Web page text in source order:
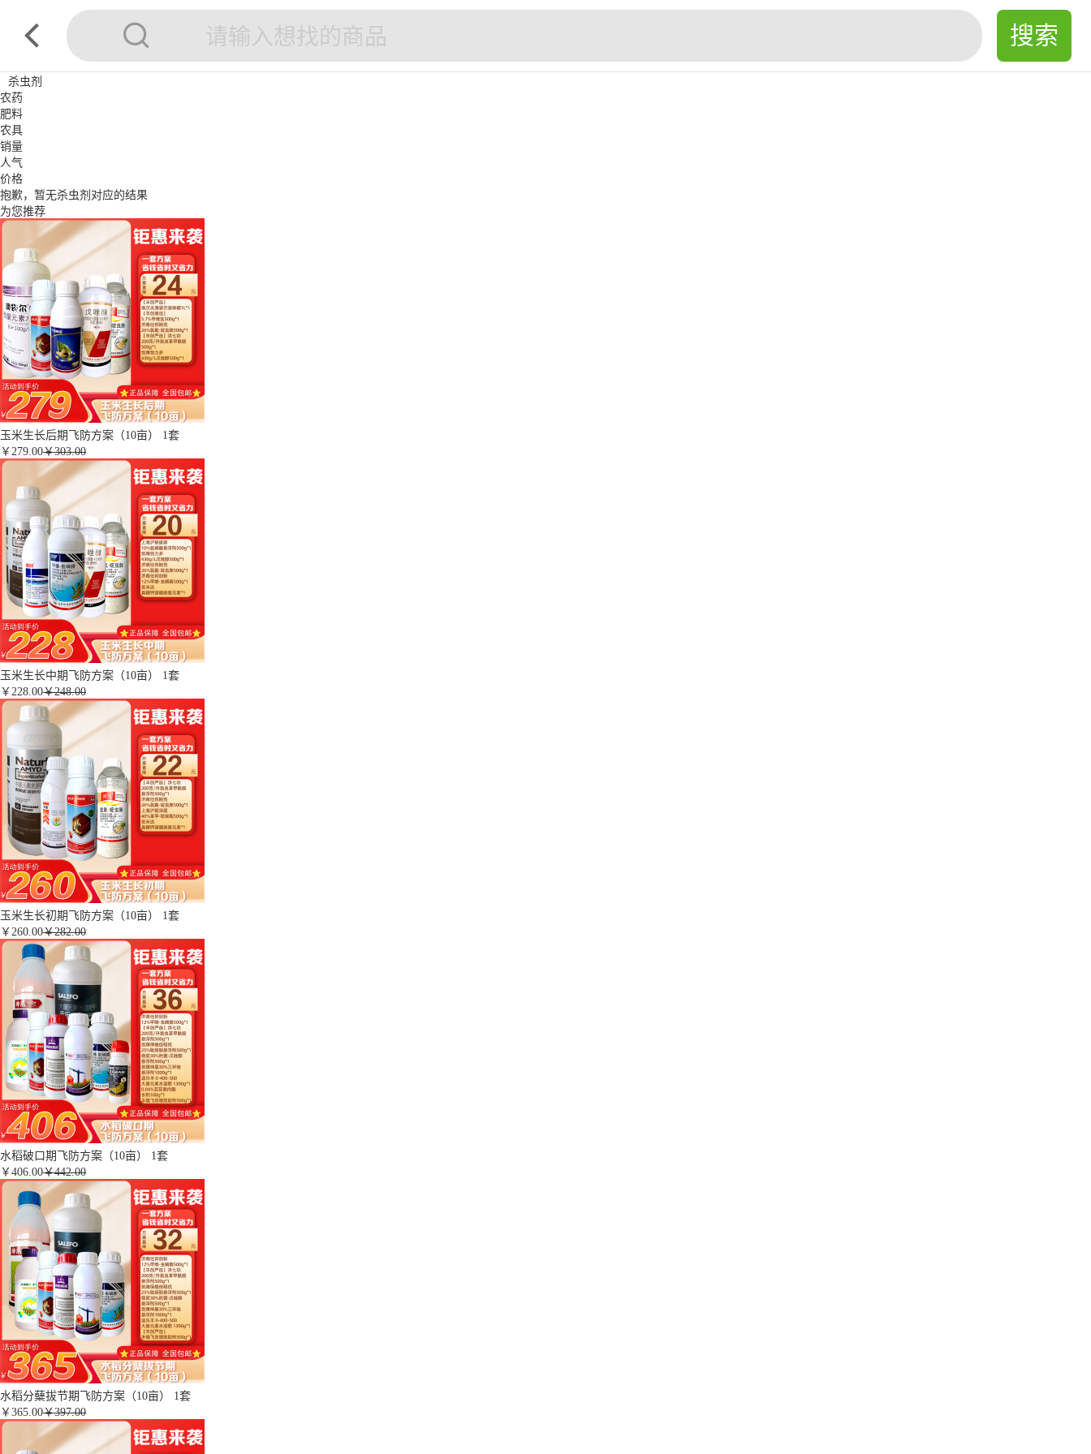
杀虫剂
农药
肥料
农具
销量
人气
价格
抱歉，暂无杀虫剂 对应的结果
为您推荐
玉米生长后期飞防方案（10亩） 1套
￥ 279.00￥303.00
玉米生长中期飞防方案（10亩） 1套
￥ 228.00￥248.00
玉米生长初期飞防方案（10亩） 1套
￥ 260.00￥282.00
水稻破口期飞防方案（10亩） 1套
￥ 406.00￥442.00
水稻分蘖拔节期飞防方案（10亩） 1套
￥ 365.00￥397.00